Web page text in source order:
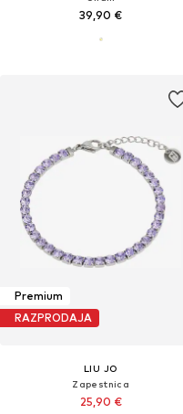
39,90 €
Premium
RAZPRODAJA
LIU JO
Zapestnica
25,90 €